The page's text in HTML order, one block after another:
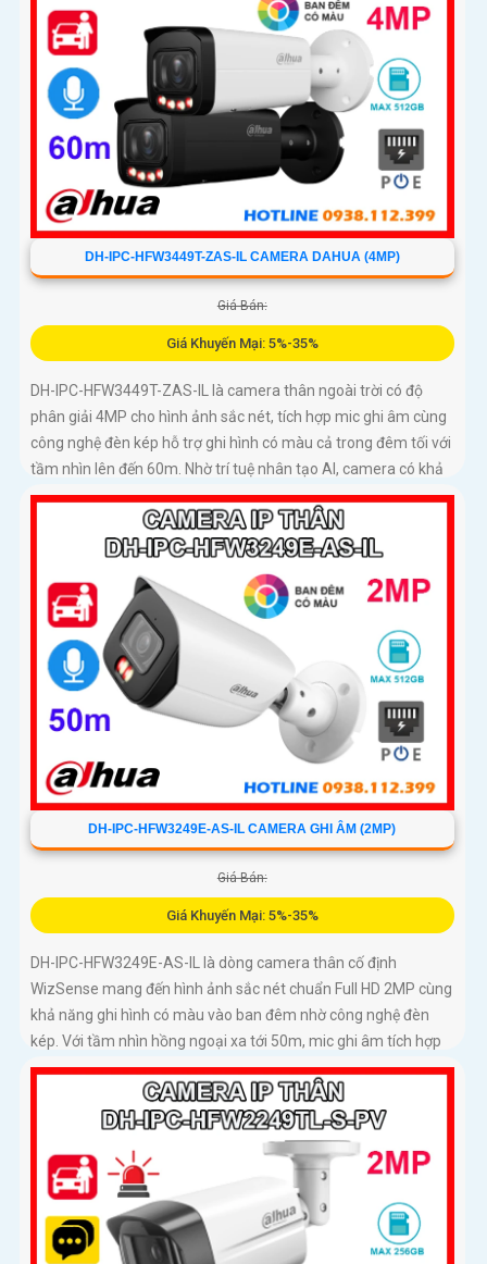
DH-IPC-HFW3449T-ZAS-IL CAMERA DAHUA (4MP)
Giá Bán:
Giá Khuyến Mại: 5%-35%
DH-IPC-HFW3449T-ZAS-IL là camera thân ngoài trời có độ
phân giải 4MP cho hình ảnh sắc nét, tích hợp mic ghi âm cùng
công nghệ đèn kép hỗ trợ ghi hình có màu cả trong đêm tối với
tầm nhìn lên đến 60m. Nhờ trí tuệ nhân tạo AI, camera có khả
năng phân biệt chính xác người và phương tiện giảm thiểu
cảnh báo giả nâng cao hiệu quả an ninh hỗ trợ khe cắm thẻ
nhớ 512GB, chuẩn chống nước IP67
DH-IPC-HFW3249E-AS-IL CAMERA GHI ÂM (2MP)
Giá Bán:
Giá Khuyến Mại: 5%-35%
DH-IPC-HFW3249E-AS-IL là dòng camera thân cố định
WizSense mang đến hình ảnh sắc nét chuẩn Full HD 2MP cùng
khả năng ghi hình có màu vào ban đêm nhờ công nghệ đèn
kép. Với tầm nhìn hồng ngoại xa tới 50m, mic ghi âm tích hợp
và khả năng phân biệt chính xác giữa người và xe giúp giám
sát hiệu quả và giảm thiểu cảnh báo giả, hỗ trợ khe thẻ nhớ lên
đến 512GB, chuẩn chống nước IP67 giá rẻ